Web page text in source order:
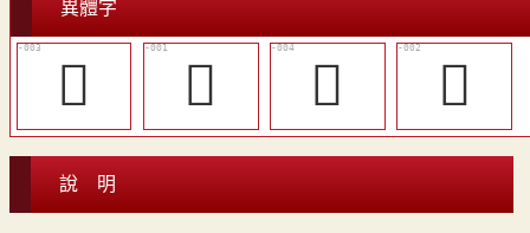
異體字
󸒪 󸒨 󸒫 󸒩
說 明